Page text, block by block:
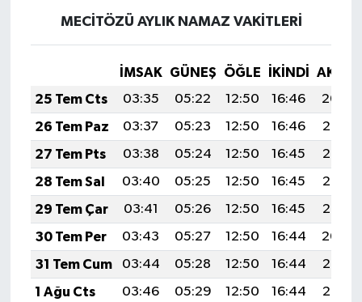
MECİTÖZÜ AYLIK NAMAZ VAKITLERI
İMSAK GÜNEŞ ÖĞLE İKINDI
25 Tem Cts
03:35 05:22 12:50 16:46
20:09
26 Tem Paz
03:37 05:23 12:50 16:46
20:08
27 Tem Pts
03:38 05:24 12:50 16:45
20:07
28 Tem Sal
03:40 05:25 12:50 16:45
20:06
29 Tem Çar
03:41 05:26 12:50 16:45
20:05
30 Tem Per
03:43 05:27 12:50 16:44
20:04
31 Tem Cum
03:44 05:28 12:50 16:44
20:03
1 Ağu Cts
03:46 05:29 12:50 16:44
20:02